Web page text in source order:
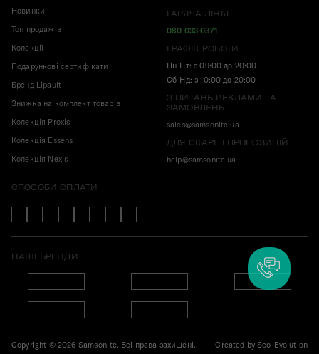
Новинки
Топ продажів
Колекції
Подарункові сертифікати
Бренд Lipault
Знижка на комплект товарів
Колекція Proxis
Колекція Essens
Колекція Nexis
ГАРЯЧА ЛІНІЯ
080 033 0371
ГРАФІК РОБОТИ
Пн-Пт: з 09:00 до 20:00
Сб-Нд: з 10:00 до 20:00
З ПИТАНЬ РЕКЛАМИ ТА
ЗАМОВЛЕНЬ
sales@samsonite.ua
ДЛЯ СКАРГ І ПРОПОЗИЦІЙ
help@samsonite.ua
СПОСОБИ ОПЛАТИ
НАШІ БРЕНДИ
Copyright © 2026 Samsonite. Всі права захищені. Created bySeo-Evolution